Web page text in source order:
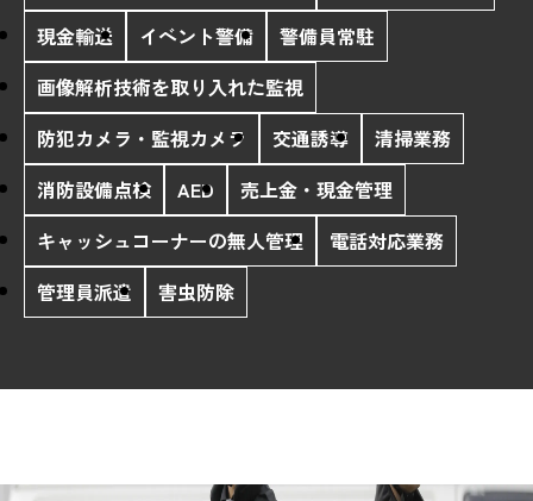
現金輸送
イベント警備
警備員常駐
画像解析技術を取り入れた監視
防犯カメラ・監視カメラ
交通誘導
清掃業務
消防設備点検
AED
売上金・現金管理
キャッシュコーナーの無人管理
電話対応業務
管理員派遣
害虫防除